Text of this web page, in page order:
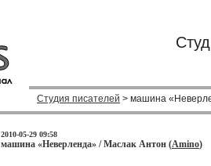
Студия писателей > машина
2010-05-29 09:58
машина «Неверленда» / Маслак Антон (Amino)